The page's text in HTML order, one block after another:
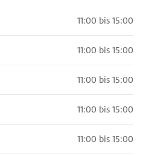
11:00 bis 15:00
11:00 bis 15:00
11:00 bis 15:00
11:00 bis 15:00
11:00 bis 15:00